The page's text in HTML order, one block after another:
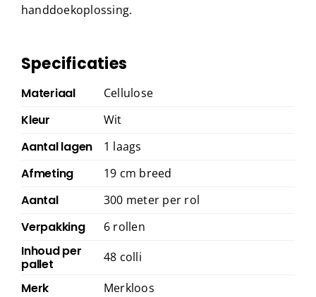
handdoekoplossing.
Specificaties
Materiaal Cellulose
Kleur Wit
Aantal lagen 1 laags
Afmeting 19 cm breed
Aantal 300 meter per rol
Verpakking 6 rollen
Inhoud per
pallet
48 colli
Merk Merkloos